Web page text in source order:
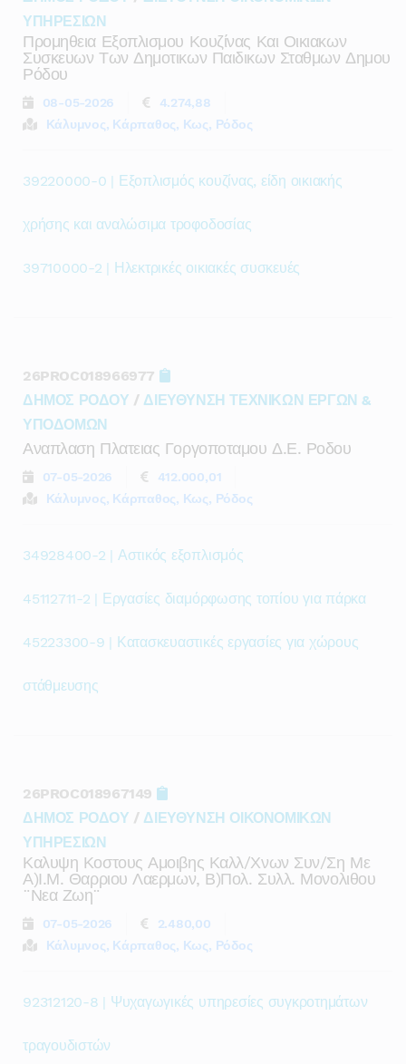
ΥΠΗΡΕΣΙΩΝ
Προμηθεια Εξοπλισμου Κουζίνας Και Οικιακων
Συσκευων Των Δημοτικων Παιδικων Σταθμων Δημου
Ρόδου
08-05-2026
4.274,88
Κάλυμνος, Κάρπαθος, Κως, Ρόδος
39220000-0 | Εξοπλισμός κουζίνας, είδη οικιακής
χρήσης και αναλώσιμα τροφοδοσίας
39710000-2 | Ηλεκτρικές οικιακές συσκευές
26PROC018966977
ΔΗΜΟΣ ΡΟΔΟΥ / ΔΙΕΥΘΥΝΣΗ ΤΕΧΝΙΚΩΝ ΕΡΓΩΝ &
ΥΠΟΔΟΜΩΝ
Αναπλαση Πλατειας Γοργοποταμου Δ.ε. Ροδου
07-05-2026
412.000,01
Κάλυμνος, Κάρπαθος, Κως, Ρόδος
34928400-2 | Αστικός εξοπλισμός
45112711-2 | Εργασίες διαμόρφωσης τοπίου για πάρκα
45223300-9 | Κατασκευαστικές εργασίες για χώρους
στάθμευσης
26PROC018967149
ΔΗΜΟΣ ΡΟΔΟΥ / ΔΙΕΥΘΥΝΣΗ ΟΙΚΟΝΟΜΙΚΩΝ
ΥΠΗΡΕΣΙΩΝ
Καλυψη Κοστους Αμοιβης Καλλ/χνων Συν/ση Με
Α)ι.μ. Θαρριου Λαερμων, Β)πολ. Συλλ. Μονολιθου
¨νεα Ζωη¨
07-05-2026
2.480,00
Κάλυμνος, Κάρπαθος, Κως, Ρόδος
92312120-8 | Ψυχαγωγικές υπηρεσίες συγκροτημάτων
τραγουδιστών